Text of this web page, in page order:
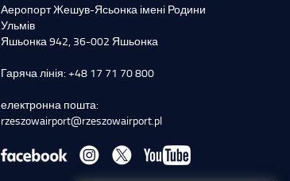
Аеропорт Жешув-Ясьонка імені Родини
Ульмів
Яшьонка 942, 36-002 Яшьонка
Гаряча лінія: +48 17 71 70 800
електронна пошта:
rzeszowairport@rzeszowairport.pl